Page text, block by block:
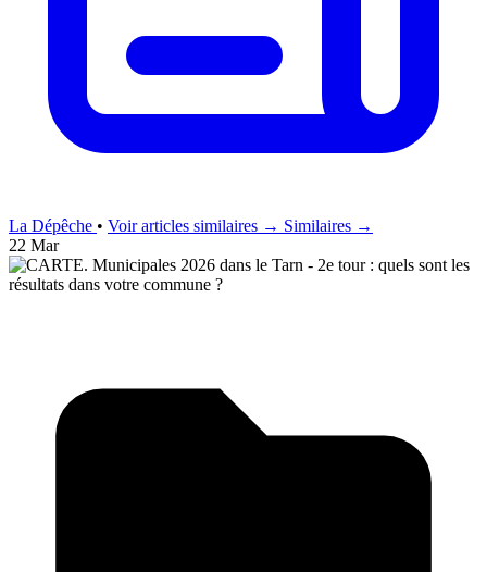
La Dépêche • Voir articles similaires → Similaires →
22 Mar